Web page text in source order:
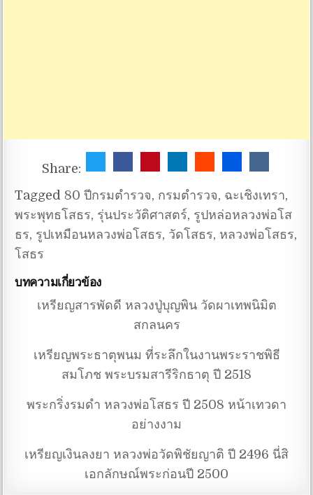
Share:
Tagged 80 ปีกรมตำรวจ, กรมตำรวจ, ฉะเชิงเทรา,
พระพุทธโสธร, รุ่นประวัติศาสตร์, รูปหล่อหลวงพ่อโส
ธร, รูปเหมือนหลวงพ่อโสธร, วัดโสธร, หลวงพ่อโสธร,
โสธร
บทความเกี่ยวข้อง
เหรียญสารพัดดี หลวงปู่บุญพิน วัดผาเทพนิมิต
สกลนคร
เหรียญพระธาตุพนม ที่ระลึกในงานพระราชพิธี
สมโภช พระบรมสารีริกธาตุ ปี 2518
พระกริ่งรมดำ หลวงพ่อโสธร ปี 2508 หน้าเทวดา
อย่างงาม
เหรียญเงินลงยา หลวงพ่อวัดพิชัยญาติ ปี 2496 นี่สิ
เอกลักษณ์พระก่อนปี 2500